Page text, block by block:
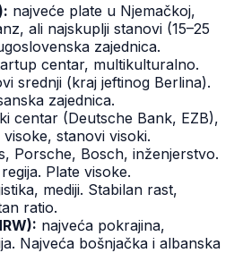
najveće plate u Njemačkoj,
ali najskuplji stanovi (15–25
zajednica.
centar, multikulturalno.
srednji (kraj jeftinog Berlina).
zajednica.
centar (Deutsche Bank, EZB),
stanovi visoki.
Porsche, Bosch, inženjerstvo.
Plate visoke.
mediji. Stabilan rast,
ratio.
najveća pokrajina,
Najveća bošnjačka i albanska